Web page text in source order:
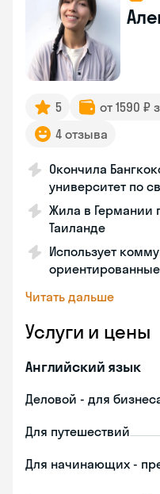
5 от 1590 ₽
4 отзыва
Окончила
университет по
Жила в Германии
Таиланде
Использует
Читать дальше
Услуги и цены
Английский язык
Деловой - для
Для путешествий
Для начинающих -